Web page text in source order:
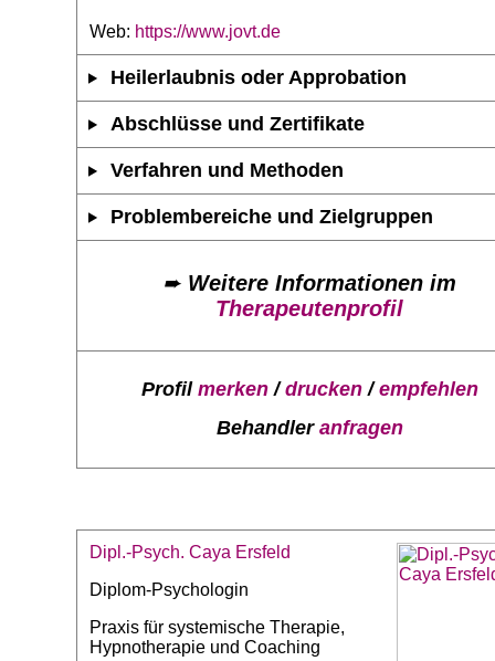
Web: https://www.jovt.de
Heilerlaubnis oder Approbation
Abschlüsse und Zertifikate
Verfahren und Methoden
Problembereiche und Zielgruppen
➨ Weitere Informationen im
Therapeutenprofil
Profil merken/drucken/empfehlen
Behandler anfragen
Dipl.-Psych. Caya Ersfeld
Diplom-Psychologin
Praxis für systemische Therapie,
Hypnotherapie und Coaching